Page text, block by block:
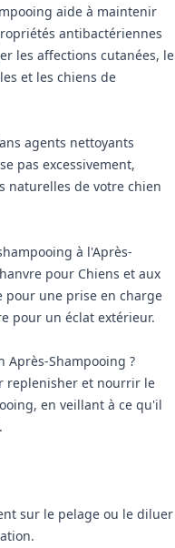
aide à maintenir
antibactériennes
les affections cutanées, le
et les chiens de
agents nettoyants
pas excessivement,
naturelles de votre chien
à l'Après-
pour Chiens et aux
pour une prise en charge
pour un éclat extérieur.
Après-Shampooing ?
replenisher et nourrir le
en veillant à ce qu'il
sur le pelage ou le diluer